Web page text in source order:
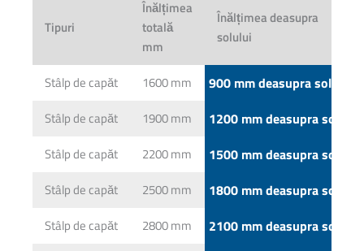
Tipuri
Înălțimea
totală
mm
Înălțimea deasupra
solului
Stâlp de capăt 1600 mm 900 mm deasupra solului
Stâlp de capăt 1900 mm 1200 mm deasupra solului
Stâlp de capăt 2200 mm 1500 mm deasupra solului
Stâlp de capăt 2500 mm 1800 mm deasupra solului
Stâlp de capăt 2800 mm 2100 mm deasupra solului